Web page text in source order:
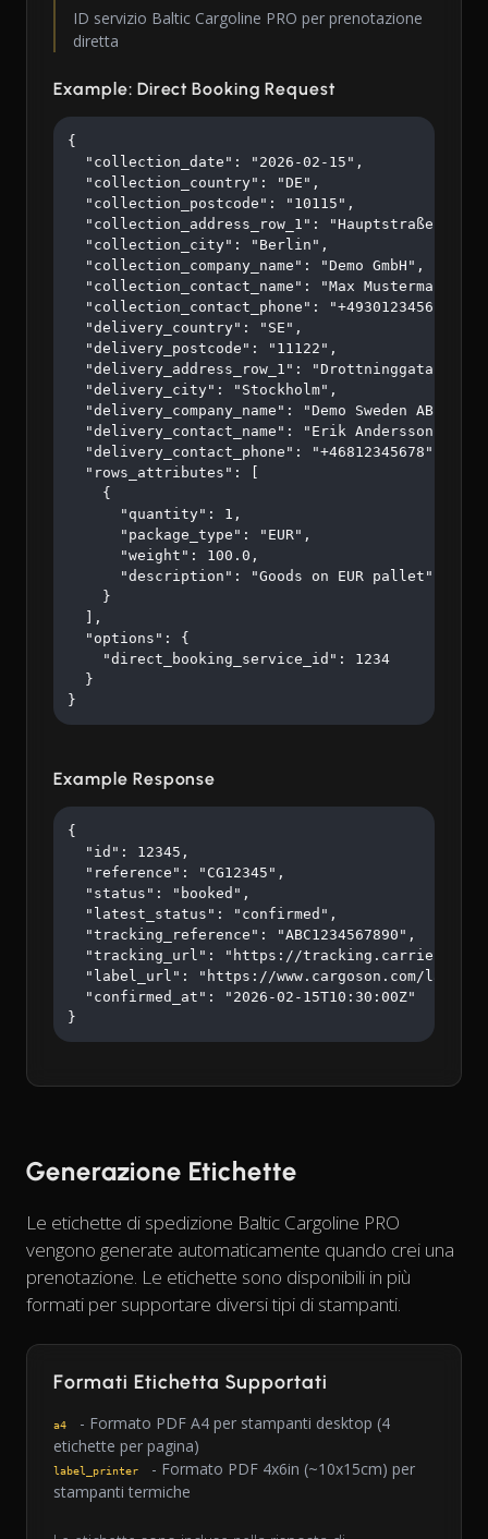
ID servizio Baltic Cargoline PRO per prenotazione
diretta
Example: Direct Booking Request
{
  "collection_date": "2026-02-15",
  "collection_country": "DE",
  "collection_postcode": "10115",
  "collection_address_row_1": "Hauptstraße 123",
  "collection_city": "Berlin",
  "collection_company_name": "Demo GmbH",
  "collection_contact_name": "Max Mustermann",
  "collection_contact_phone": "+4930123456",
  "delivery_country": "SE",
  "delivery_postcode": "11122",
  "delivery_address_row_1": "Drottninggatan 45",
  "delivery_city": "Stockholm",
  "delivery_company_name": "Demo Sweden AB",
  "delivery_contact_name": "Erik Andersson",
  "delivery_contact_phone": "+46812345678",
  "rows_attributes": [
    {
      "quantity": 1,
      "package_type": "EUR",
      "weight": 100.0,
      "description": "Goods on EUR pallet"
    }
  ],
  "options": {
    "direct_booking_service_id": 1234
  }
}
Example Response
{
  "id": 12345,
  "reference": "CG12345",
  "status": "booked",
  "latest_status": "confirmed",
  "tracking_reference": "ABC1234567890",
"tracking_url": "https://
"label_url": "https://www.cargoson.com/
  "confirmed_at": "2026-02-15T10:30:00Z"
}
Generazione Etichette
Le etichette di spedizione Baltic Cargoline PRO
vengono generate automaticamente quando crei una
prenotazione. Le etichette sono disponibili in più
formati per supportare diversi tipi di stampanti.
Formati Etichetta Supportati
a4
- Formato PDF A4 per stampanti desktop (4
etichette per pagina)
label_printer
- Formato PDF 4x6in (~10x15cm) per
stampanti termiche